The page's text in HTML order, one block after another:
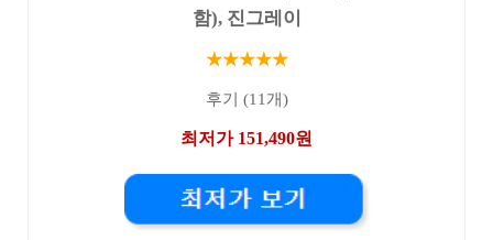
함), 진그레이
★★★★★
후기 (11개)
최저가 151,490원